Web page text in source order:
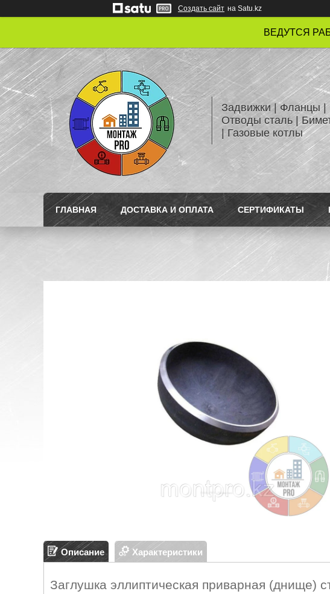
Создать сайт на Satu.kz
ВЕДУТСЯ
Задвижки | Фланцы
Отводы сталь |
| Газовые котлы
ГЛАВНАЯ ДОСТАВКА И ОПЛАТА СЕРТИФИКАТЫ
Описание Характеристики
Заглушка эллиптическая приварная (днище)